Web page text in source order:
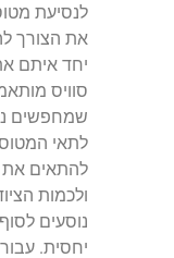
לנסיעת
את הצורך
יחד איתם
סוויס
שמחפשים
לתאי
להתאים את
ולכמות
נוסעים
יחסית. עבור